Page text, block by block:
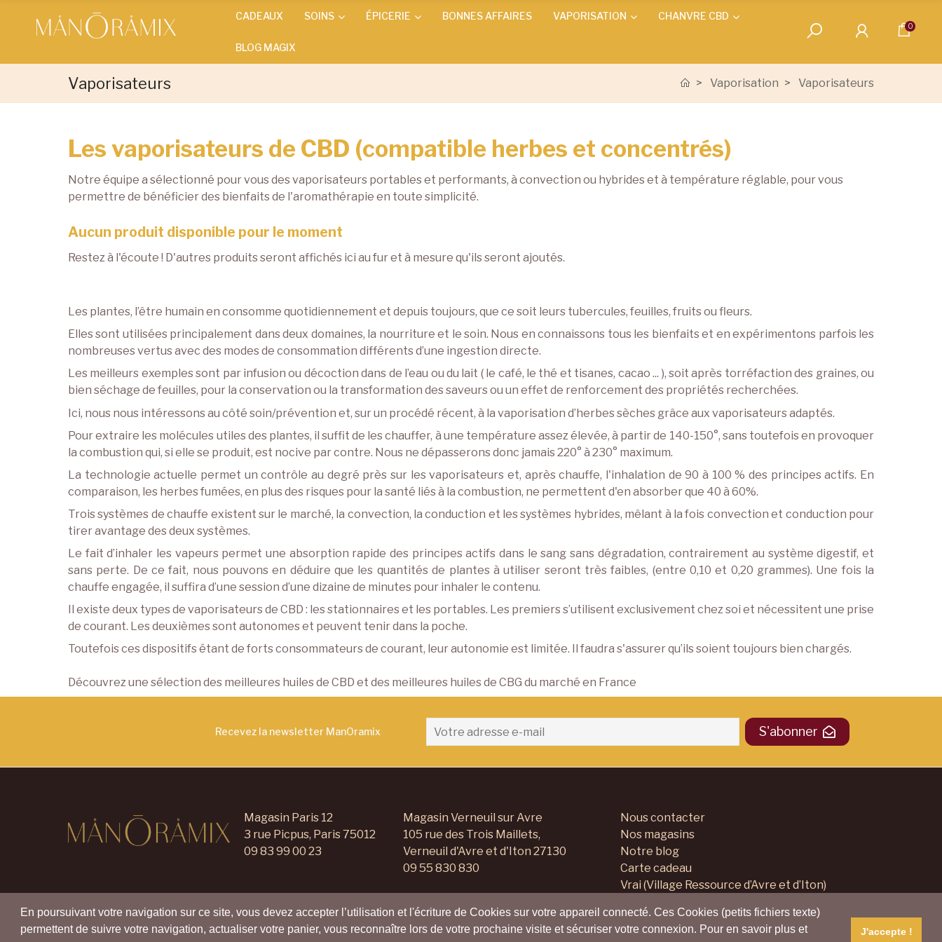
En poursuivant votre navigation sur ce site, vous devez accepter l’utilisation et l'écriture de Cookies sur votre appareil connecté. Ces Cookies (petits fichiers texte)
permettent de suivre votre navigation, actualiser votre panier, vous reconnaître lors de votre prochaine visite et sécuriser votre connexion. Pour en savoir plus et
J'accepte !
CADEAUX SOINS ÉPICERIE BONNES AFFAIRES VAPORISATION CHANVRE CBD
BLOG MAGIX
0
Vaporisateurs Vaporisation Vaporisateurs
Les vaporisateurs de CBD (compatible herbes et concentrés)
Notre équipe a sélectionné pour vous des vaporisateurs portables et performants, à convection ou hybrides et à température réglable, pour vous
permettre de bénéficier des bienfaits de l'aromathérapie en toute simplicité.
Aucun produit disponible pour le moment
Restez à l'écoute ! D'autres produits seront affichés ici au fur et à mesure qu'ils seront ajoutés.
Les plantes, l’être humain en consomme quotidiennement et depuis toujours, que ce soit leurs tubercules, feuilles, fruits ou fleurs.
Elles sont utilisées principalement dans deux domaines, la nourriture et le soin. Nous en connaissons tous les bienfaits et en expérimentons parfois les
nombreuses vertus avec des modes de consommation différents d’une ingestion directe.
Les meilleurs exemples sont par infusion ou décoction dans de l’eau ou du lait ( le café, le thé et tisanes, cacao ... ), soit après torréfaction des graines, ou
bien séchage de feuilles, pour la conservation ou la transformation des saveurs ou un effet de renforcement des propriétés recherchées.
Ici, nous nous intéressons au côté soin/prévention et, sur un procédé récent, à la vaporisation d’herbes sèches grâce aux vaporisateurs adaptés.
Pour extraire les molécules utiles des plantes, il suffit de les chauffer, à une température assez élevée, à partir de 140-150°, sans toutefois en provoquer
la combustion qui, si elle se produit, est nocive par contre. Nous ne dépasserons donc jamais 220° à 230° maximum.
La technologie actuelle permet un contrôle au degré près sur les vaporisateurs et, après chauffe, l'inhalation de 90 à 100 % des principes actifs. En
comparaison, les herbes fumées, en plus des risques pour la santé liés à la combustion, ne permettent d'en absorber que 40 à 60%.
Trois systèmes de chauffe existent sur le marché, la convection, la conduction et les systèmes hybrides, mêlant à la fois convection et conduction pour
tirer avantage des deux systèmes.
Le fait d’inhaler les vapeurs permet une absorption rapide des principes actifs dans le sang sans dégradation, contrairement au système digestif, et
sans perte. De ce fait, nous pouvons en déduire que les quantités de plantes à utiliser seront très faibles, (entre 0,10 et 0,20 grammes). Une fois la
chauffe engagée, il suffira d’une session d’une dizaine de minutes pour inhaler le contenu.
Il existe deux types de vaporisateurs de CBD : les stationnaires et les portables. Les premiers s’utilisent exclusivement chez soi et nécessitent une prise
de courant. Les deuxièmes sont autonomes et peuvent tenir dans la poche.
Toutefois ces dispositifs étant de forts consommateurs de courant, leur autonomie est limitée. Il faudra s'assurer qu’ils soient toujours bien chargés.
Découvrez une sélection des meilleures huiles de CBD et des meilleures huiles de CBG du marché en France
Recevez la newsletter ManOramix S'abonner
Magasin Paris 12
3 rue Picpus, Paris 75012
09 83 99 00 23
Magasin Verneuil sur Avre
105 rue des Trois Maillets,
Verneuil d'Avre et d'Iton 27130
09 55 830 830
Nous contacter
Nos magasins
Notre blog
Carte cadeau
Vrai (Village Ressource d’Avre et d’Iton)
Plus d'informations